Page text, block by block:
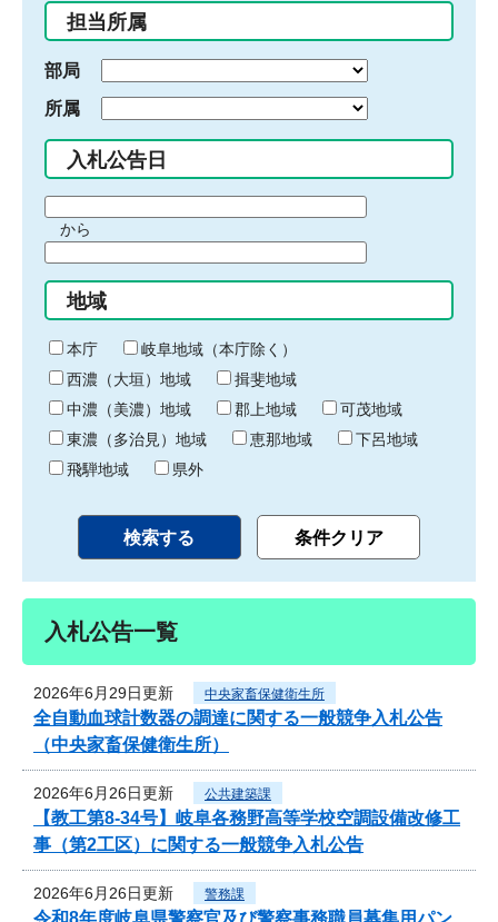
入
力
担当所属
部局
所属
入札公告日
間
始
り
から
間
終
わ
り
地域
本庁
岐阜地域（本庁除く）
西濃（大垣）地域
揖斐地域
中濃（美濃）地域
郡上地域
可茂地域
東濃（多治見）地域
恵那地域
下呂地域
飛騨地域
県外
入札公告一覧
2026年6月29日更新 中央家畜保健衛生所
全自動血球計数器の調達に関する一般競争入札公告
（中央家畜保健衛生所）
2026年6月26日更新 公共建築課
【教工第8-34号】岐阜各務野高等学校空調設備改修工
事（第2工区）に関する一般競争入札公告
2026年6月26日更新 警務課
令和8年度岐阜県警察官及び警察事務職員募集用パン